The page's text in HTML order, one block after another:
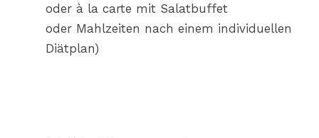
oder à la carte mit Salatbuffet
oder Mahlzeiten nach einem individuellen
Diätplan)